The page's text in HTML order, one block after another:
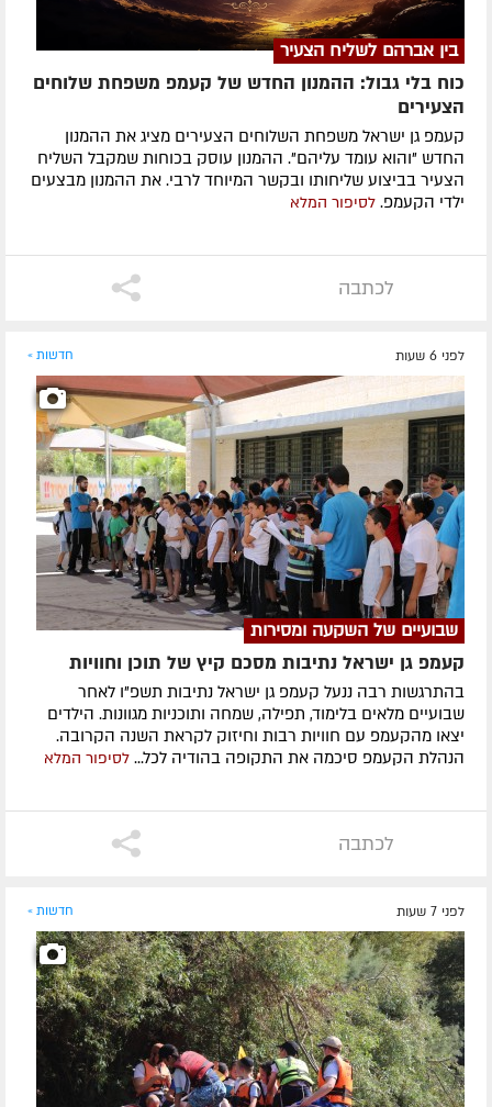
בין אברהם לשליח הצעיר
כוח בלי גבול: ההמנון החדש של קעמפ משפחת שלוחים
הצעירים
קעמפ גן ישראל משפחת השלוחים הצעירים מציג את ההמנון
החדש "והוא עומד עליהם". ההמנון עוסק בכוחות שמקבל השליח
הצעיר בביצוע שליחותו ובקשר המיוחד לרבי. את ההמנון מבצעים
ילדי הקעמפ. לסיפור המלא
לכתבה
לפני 6 שעות חדשות »
שבועיים של השקעה ומסירות
קעמפ גן ישראל נתיבות מסכם קיץ של תוכן וחוויות
בהתרגשות רבה ננעל קעמפ גן ישראל נתיבות תשפ"ו לאחר
שבועיים מלאים בלימוד, תפילה, שמחה ותוכניות מגוונות. הילדים
יצאו מהקעמפ עם חוויות רבות וחיזוק לקראת השנה הקרובה.
הנהלת הקעמפ סיכמה את התקופה בהודיה לכל... לסיפור המלא
לכתבה
לפני 7 שעות חדשות »